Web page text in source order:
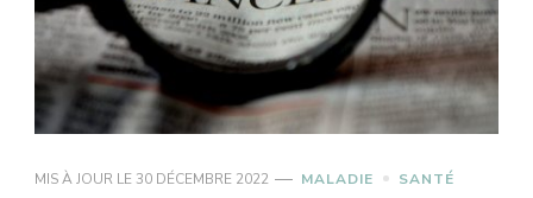
MIS À JOUR LE 30 DÉCEMBRE 2022 MALADIE SANTÉ